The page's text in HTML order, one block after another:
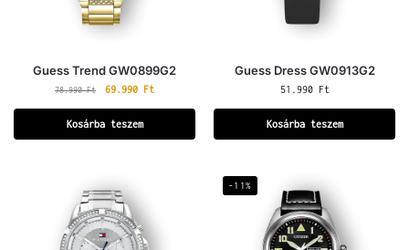
Guess Trend GW0899G2
78.990Ft 69.990 Ft
Kosárba teszem
Guess Dress GW0913G2
51.990 Ft
Kosárba teszem
-11%